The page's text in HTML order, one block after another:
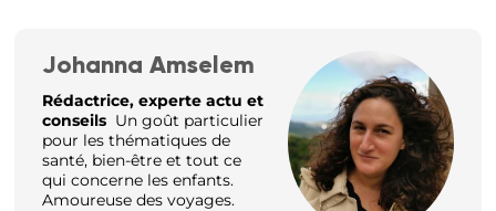
Johanna Amselem
Rédactrice, experte actu et
conseils Un goût particulier
pour les thématiques de
santé, bien-être et tout ce
qui concerne les enfants.
Amoureuse des voyages.